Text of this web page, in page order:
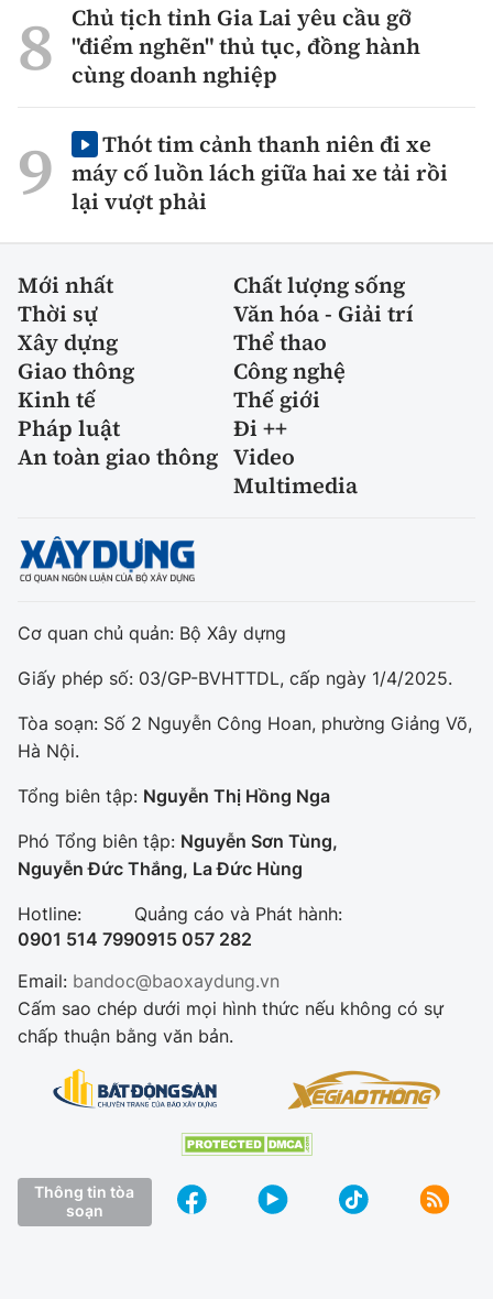
Chủ tịch tỉnh Gia Lai yêu cầu gỡ
"điểm nghẽn" thủ tục, đồng hành
cùng doanh nghiệp
Thót tim cảnh thanh niên đi xe
máy cố luồn lách giữa hai xe tải rồi
lại vượt phải
Mới nhất
Chất lượng sống
Thời sự
Văn hóa - Giải trí
Xây dựng
Thể thao
Giao thông
Công nghệ
Kinh tế
Thế giới
Pháp luật
Đi ++
An toàn giao thông Video
Multimedia
Cơ quan chủ quản: Bộ Xây dựng
Giấy phép số: 03/GP-BVHTTDL, cấp ngày 1/4/2025.
Tòa soạn: Số 2 Nguyễn Công Hoan, phường Giảng Võ,
Hà Nội.
Tổng biên tập: Nguyễn Thị Hồng Nga
Phó Tổng biên tập: Nguyễn Sơn Tùng,
Nguyễn Đức Thắng, La Đức Hùng
Hotline:
0901 514 799
Quảng cáo và Phát hành:
0915 057 282
Email: bandoc@baoxaydung.vn
Cấm sao chép dưới mọi hình thức nếu không có sự
chấp thuận bằng văn bản.
Thông tin tòa
soạn